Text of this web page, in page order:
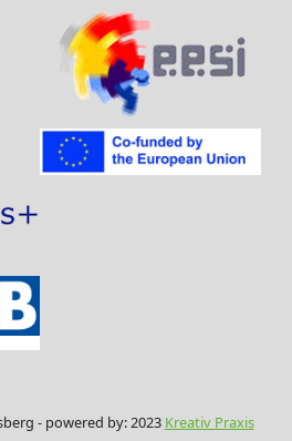
- powered by: 2023 Kreativ Praxis